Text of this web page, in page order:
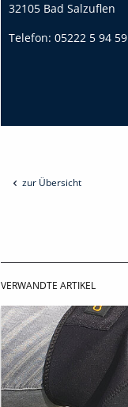
32105 Bad Salzuflen
Telefon: 05222 5 94 59
zur Übersicht
VERWANDTE ARTIKEL